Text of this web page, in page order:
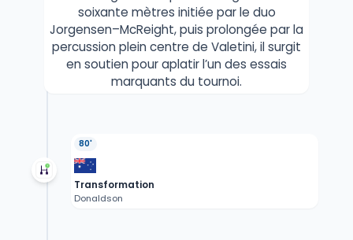
soixante mètres initiée par le duo
Jorgensen–McReight, puis prolongée par la
percussion plein centre de Valetini, il surgit
en soutien pour aplatir l’un des essais
marquants du tournoi.
80'
Transformation
Donaldson